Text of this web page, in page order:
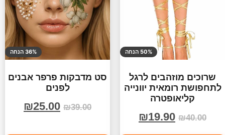
50% הנחה
שרוכים מוזהבים לרגל
לתחפושת רומאית יוונייה
קליאופטרה
₪40.00
₪19.90
36% הנחה
סט מדבקות פרפר אבנים
לפנים
₪39.00
₪25.00